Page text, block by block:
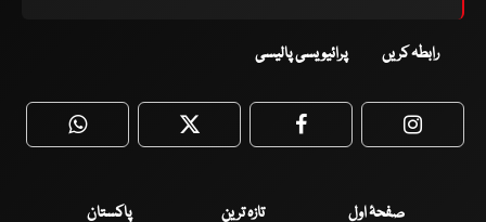
رابطہ کریں پرائیویسی پالیسی
WhatsApp Twitter Facebook
صفحۂ اول تازہ ترین
پاکستان